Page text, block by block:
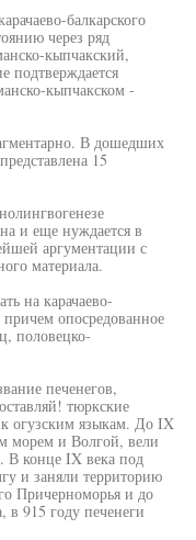
балкарского
через ряд
кыпчакский,
подтверждается
кыпчакском -
В дошедших
15
и еще нуждается в
аргументации с
материала.
на карачаево-
опосредованное
половецко-
печенегов,
тюркские
огузским языкам. До IX
морем и Волгой, вели
В конце IX века под
и заняли территорию
Причерноморья и до
в 915 году печенеги